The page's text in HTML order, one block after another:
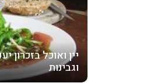
יין ואוכל
וגבינות